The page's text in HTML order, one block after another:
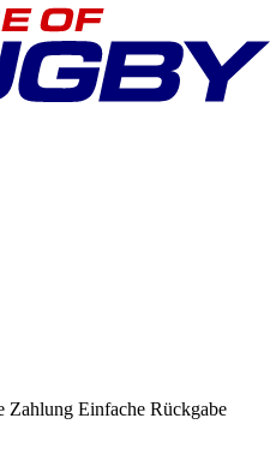
Zahlung Einfache Rückgabe